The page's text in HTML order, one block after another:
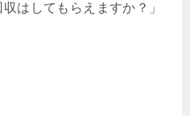
はしてもらえますか？」